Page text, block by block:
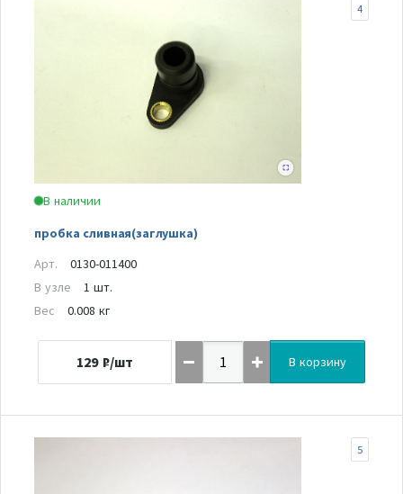
В наличии
пробка сливная(заглушка)
4
Арт.
0130-011400
В узле
1 шт.
Вес
0.008 кг
129 ₽/шт В корзину
5